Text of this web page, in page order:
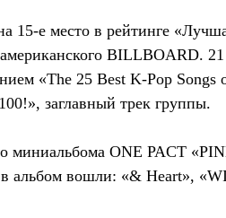
15-е место в рейтинге
американского BILLBOARD.
«The 25 Best K-Pop Songs
заглавный трек группы.
миниальбома ONE PACT
альбом вошли: «& Heart»,